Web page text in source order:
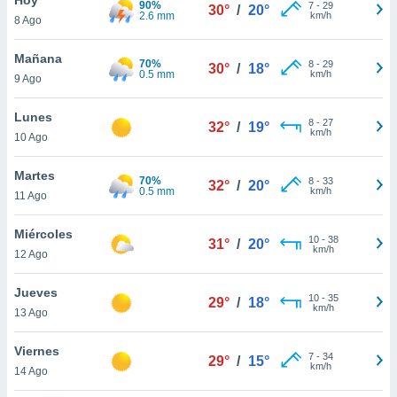
y
en
más
de
8 Ago
90%
2.6 mm
30° / 20° 7- 29
km/h
Mañana
9 Ago
70%
0.5 mm
30° / 18° 8- 29
km/h
Lunes
10 Ago
32° / 19° 8- 27
km/h
Martes
11 Ago
70%
0.5 mm
32° / 20° 8- 33
km/h
Miércoles
12 Ago
31° / 20° 10- 38
km/h
Jueves
13 Ago
29° / 18° 10- 35
km/h
Viernes
14 Ago
29° / 15° 7- 34
km/h